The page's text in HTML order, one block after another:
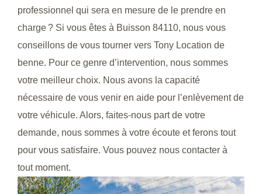
professionnel qui sera en mesure de le prendre en
charge ? Si vous êtes à Buisson 84110, nous vous
conseillons de vous tourner vers Tony Location de
benne. Pour ce genre d’intervention, nous sommes
votre meilleur choix. Nous avons la capacité
nécessaire de vous venir en aide pour l’enlèvement de
votre véhicule. Alors, faites-nous part de votre
demande, nous sommes à votre écoute et ferons tout
pour vous satisfaire. Vous pouvez nous contacter à
tout moment.